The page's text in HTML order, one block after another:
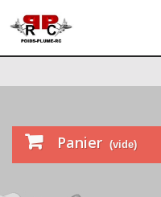
Panier (vide)